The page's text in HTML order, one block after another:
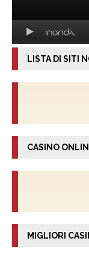
LISTA DI SITI
CASINO
MIGLIORI